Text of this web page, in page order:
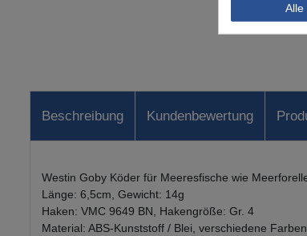
Beschreibung Kundenbewertung
Westin Goby Köder für Meeresfische wie
Länge: 6,5cm, Gewicht: 14g
Haken: VMC 9649 BN, Hakengröße: Gr. 4
Material: ABS-Kunststoff / Blei, verschiedene
Alle